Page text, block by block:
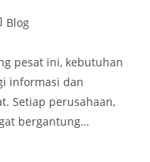
Blog
pesat ini, kebutuhan
informasi dan
Setiap perusahaan,
bergantung…